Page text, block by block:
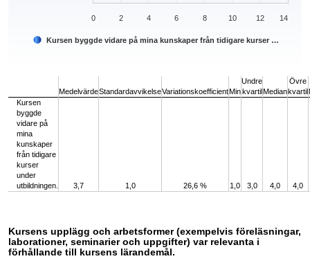
Kursen byggde vidare på mina kunskaper från tidigare kurser …
0 2 4 6 8 10 12 14
MedelvärdeStandardavvikelseVariationskoefficientMin
Undre
kvartilMedian
Övre
kvartil
Kursen
byggde
vidare på
mina
kunskaper
från tidigare
kurser
under
utbildningen.
3,7 1,0 26,6 % 1,0 3,0 4,0 4,0
Kursens upplägg och arbetsformer (exempelvis föreläsningar,
laborationer, seminarier och uppgifter) var relevanta i
förhållande till kursens lärandemål.